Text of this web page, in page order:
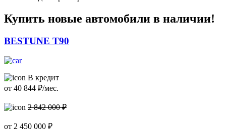
Купить новые автомобили в наличии!
BESTUNE T90
В кредит
от 40 844 ₽/мес.
2 842 000 ₽
от 2 450 000 ₽